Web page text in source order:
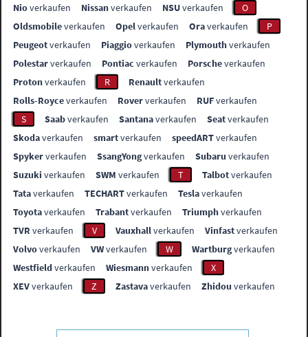
Nioverkaufen Nissanverkaufen NSUverkaufen
O
Oldsmobileverkaufen Opelverkaufen Oraverkaufen
P
Peugeotverkaufen Piaggioverkaufen Plymouthverkaufen
Polestarverkaufen Pontiac verkaufen Porscheverkaufen
Protonverkaufen R Renaultverkaufen
Rolls-Royceverkaufen Roververkaufen RUFverkaufen
S
Saabverkaufen Santanaverkaufen Seatverkaufen
Skodaverkaufen smartverkaufen speedARTverkaufen
Spykerverkaufen SsangYongverkaufen Subaru verkaufen
Suzuki verkaufen SWM verkaufen T Talbotverkaufen
Tataverkaufen TECHARTverkaufen Teslaverkaufen
Toyotaverkaufen Trabantverkaufen Triumphverkaufen
TVR verkaufen V Vauxhallverkaufen Vinfastverkaufen
Volvoverkaufen VWverkaufen W Wartburgverkaufen
Westfieldverkaufen Wiesmannverkaufen
X
XEVverkaufen Z Zastavaverkaufen Zhidou verkaufen